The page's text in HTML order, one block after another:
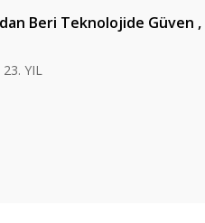
Beri Teknolojide Güven
23. YIL